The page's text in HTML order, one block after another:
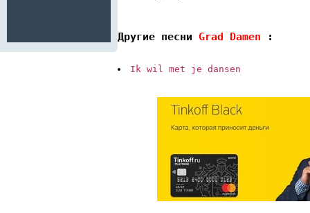
Другие песни Grad Damen :
Ik wil met je dansen